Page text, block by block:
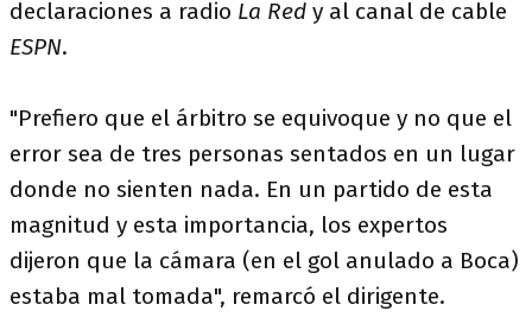
declaraciones a radio La Red y al canal de cable
ESPN.
"Prefiero que el árbitro se equivoque y no que el
error sea de tres personas sentados en un lugar
donde no sienten nada. En un partido de esta
magnitud y esta importancia, los expertos
dijeron que la cámara (en el gol anulado a Boca)
estaba mal tomada", remarcó el dirigente.